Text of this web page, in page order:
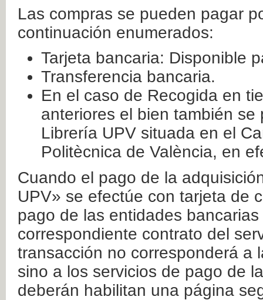
Las compras se pueden pagar
continuación enumerados:
Tarjeta bancaria: Disponible
Transferencia bancaria.
En el caso de Recogida en
anteriores el bien también
Librería UPV situada en el
Politècnica de València, en
Cuando el pago de la
UPV» se efectúe con tarjeta de
pago de las entidades
correspondiente contrato del
transacción no corresponderá a
sino a los servicios de pago de
deberán habilitan una página